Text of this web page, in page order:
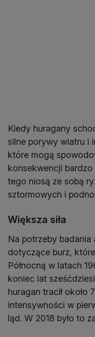
Kiedy huragany
silne porywy wiatru i
które mogą
konsekwencji
tego niosą ze sobą
sztormowych i
Większa siła
Na potrzeby
dotyczące burz,
Północną w latach
koniec lat
huragan tracił około
intensywności w
ląd. W 2018 było to